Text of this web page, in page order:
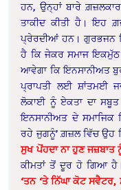
ਹਨ, ਉਨ੍ਹਾਂ ਬਾਰੇ
ਤਾਕੀਦ ਕੀਤੀ ਹੈ। ਇਹ
ਪ੍ਰੇਰਦੀਆਂ ਹਨ। ਗੁਰਭਜਨ
ਹੈ ਕਿ ਜੇਕਰ ਸਮਾਜ ਇਕਮੁੱਠ
ਆਵੇਗਾ ਕਿ ਇਨਸਾਨੀਅਤ
ਪ੍ਰਾਪਤੀ ਲਈ ਸ਼ਾਂਤਮਈ
ਲੋਕਾਈ ਨੂੰ ਏਕਤਾ ਦਾ
ਇਨਸਾਨੀਅਤ ਦੇ ਸਮਾਜਿਕ
ਰਹੇ ਜੁਗਨੂੰ’ ਗ਼ਜ਼ਲ ਵਿੱਚ ਉਹ
ਸੁਖ ਪੋਂਹਦਾ ਨਾ ਹੁਣ ਜਜ਼ਬਾਤ
ਕੀਮਤਾਂ ਤੋਂ ਦੂਰ ਹੋ ਗਿਆ
‘ਤਨ ‘ਤੇ ਨਿੱਘਾ ਕੋਟ